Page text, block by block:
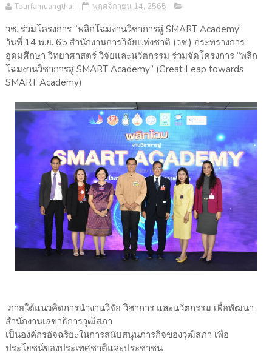
Tourfamuangthai พฤศจิกายน 14, 2565
วช. ร่วมโครงการ “พลิกโฉมงานวิชาการสู่ SMART Academy”
วันที่ 14 พ.ย. 65 สำนักงานการวิจัยแห่งชาติ (วช.) กระทรวงการ
อุดมศึกษา วิทยาศาสตร์ วิจัยและนวัตกรรม ร่วมจัดโครงการ “พลิก
โฉมงานวิชาการสู่ SMART Academy” (Great Leap towards
SMART Academy)
ภายใต้แนวคิดการนำงานวิจัย วิชาการ และนวัตกรรม เพื่อพัฒนา
สำนักงานเลขาธิการวุฒิสภา
เป็นองค์กรอัจฉริยะในการสนับสนุนภารกิจของวุฒิสภา เพื่อ
ประโยชน์ของประเทศชาติและประชาชน